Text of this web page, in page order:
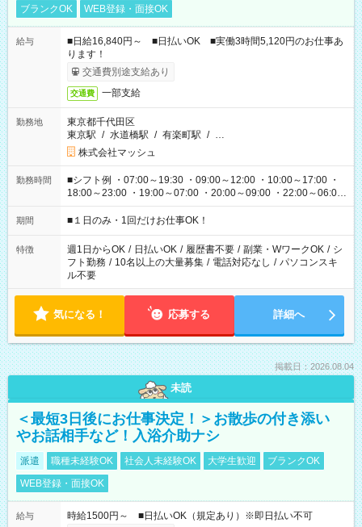
ブランクOK
WEB登録・面接OK
給与
■日給16,840円～ ■日払いOK ■実働3時間5,120円のお仕事あ
ります！
交通費別途支給あり
交通費 一部支給
勤務地
東京都千代田区
東京駅 / 水道橋駅 / 有楽町駅 / …
株式会社マッシュ
勤務時間
■シフト例 ・07:00～19:30 ・09:00～12:00 ・10:00～17:00 ・
18:00～23:00 ・19:00～07:00 ・20:00～09:00 ・22:00～06:00
etc ★最短で3時間で5,120円のお仕事から 15時間で2万円近く稼
げるお仕事も！ ご希望のお時間に合わせてご紹介！ ※シフトは
ください！
期間 ■１日のみ・1回だけお仕事OK！
特徴 週1日からOK / 日払いOK / 履歴書不要 / 副業・WワークOK / シ
フト勤務 / 10名以上の大量募集 / 電話対応なし / パソコンスキ
ル不要
気になる！ 応募する 詳細へ
掲載日：2026.08.04
未読
＜最短3日後にお仕事決定！＞お散歩の付き添い
やお話相手など！入浴介助ナシ
派遣 職種未経験OK 社会人未経験OK 大学生歓迎
ブランクOK
WEB登録・面接OK
給与
時給1500円～ ■日払いOK（規定あり）※即日払い不可